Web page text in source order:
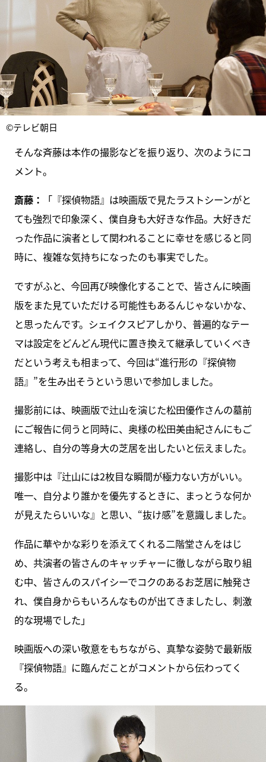
©テレビ朝日
そんな斉藤は本作の撮影などを振り返り、次のようにコ
メント。
斎藤：
「『探偵物語』は映画版で見たラストシーンがと
ても強烈で印象深く、僕自身も大好きな作品。大好きだ
った作品に演者として関われることに幸せを感じると同
時に、複雑な気持ちになったのも事実でした。
ですがふと、今回再び映像化することで、皆さんに映画
版をまた見ていただける可能性もあるんじゃないかな、
と思ったんです。シェイクスピアしかり、普遍的なテー
マは設定をどんどん現代に置き換えて継承していくべき
だという考えも相まって、今回は“進行形の『探偵物
語』”を生み出そうという思いで参加しました。
撮影前には、映画版で辻山を演じた松田優作さんの墓前
にご報告に伺うと同時に、奥様の松田美由紀さんにもご
連絡し、自分の等身大の芝居を出したいと伝えました。
撮影中は『辻山には2枚目な瞬間が極力ない方がいい。
唯一、自分より誰かを優先するときに、まっとうな何か
が見えたらいいな』と思い、“抜け感”を意識しました。
作品に華やかな彩りを添えてくれる二階堂さんをはじ
め、共演者の皆さんのキャッチャーに徹しながら取り組
む中、皆さんのスパイシーでコクのあるお芝居に触発さ
れ、僕自身からもいろんなものが出てきましたし、刺激
的な現場でした」
映画版への深い敬意をもちながら、真摯な姿勢で最新版
『探偵物語』に臨んだことがコメントから伝わってく
る。